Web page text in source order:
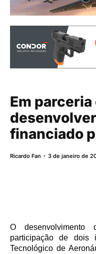
Em parceria
financiado
Ricardo Fan 3 de janeiro de
O
participação de dois
Tecnológico de